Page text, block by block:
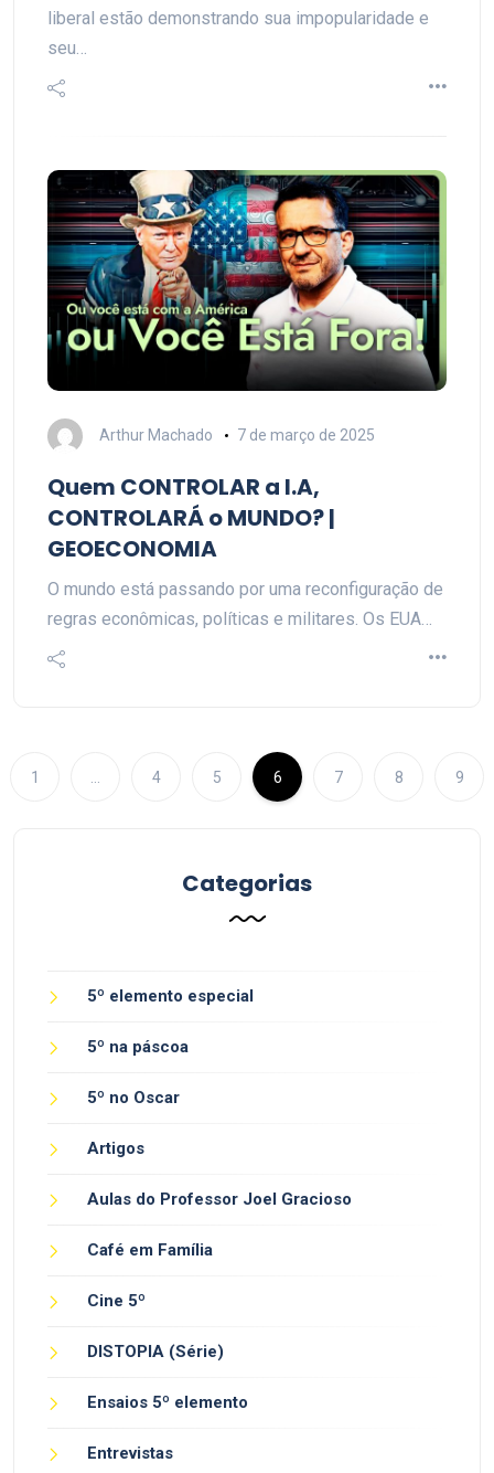
liberal estão demonstrando sua impopularidade e
seu…
Arthur Machado 7 de março de 2025
Quem CONTROLAR a I.A,
CONTROLARÁ o MUNDO? |
GEOECONOMIA
O mundo está passando por uma reconfiguração de
regras econômicas, políticas e militares. Os EUA…
1 4 5 6 7 8 9
Categorias
5º elemento especial
5º na páscoa
5º no Oscar
Artigos
Aulas do Professor Joel Gracioso
Café em Família
Cine 5º
DISTOPIA (Série)
Ensaios 5º elemento
Entrevistas